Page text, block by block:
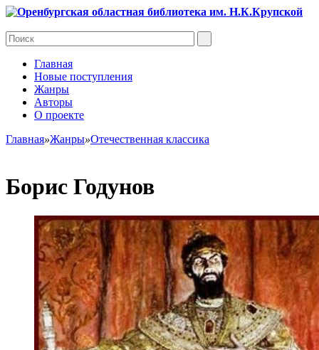
Главная
Новые поступления
Жанры
Авторы
О проекте
Главная»Жанры»Отечественная классика
Борис Годунов